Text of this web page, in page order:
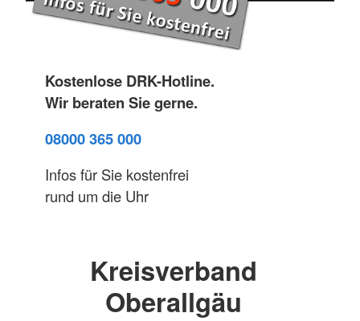
Kostenlose DRK-Hotline.
Wir beraten Sie gerne.
08000 365 000
Infos für Sie kostenfrei
rund um die Uhr
Kreisverband
Oberallgäu